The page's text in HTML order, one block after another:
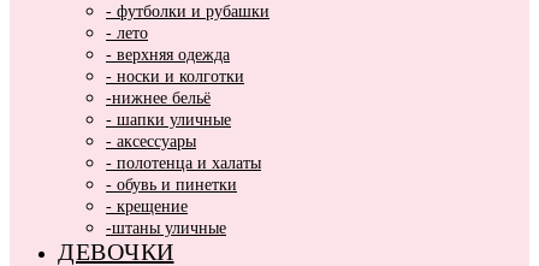
- футболки и рубашки
- лето
- верхняя одежда
- носки и колготки
-нижнее бельё
- шапки уличные
- аксессуары
- полотенца и халаты
- обувь и пинетки
- крещение
-штаны уличные
ДЕВОЧКИ